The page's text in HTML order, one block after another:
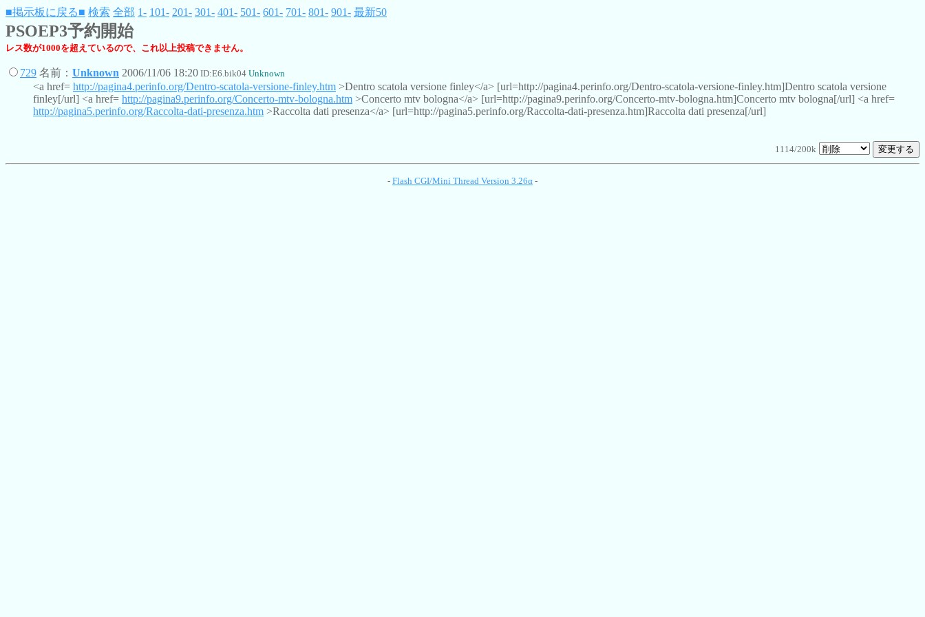
■掲示板に戻る■ 検索 全部 1- 101- 201- 301- 401- 501- 601- 701- 801- 901- 最新50
PSOEP3予約開始
レス数が1000を超えているので、これ以上投稿できません。
729 名前： Unknown 2006/11/06 18:20 ID:E6.bik04 Unknown
<a href= http://pagina4.perinfo.org/Dentro-scatola-versione-finley.htm >Dentro scatola versione finley</a> [url=http://pagina4.perinfo.org/Dentro-scatola-versione-finley.htm]Dentro scatola versione
finley[/url] <a href= http://pagina9.perinfo.org/Concerto-mtv-bologna.htm >Concerto mtv bologna</a> [url=http://pagina9.perinfo.org/Concerto-mtv-bologna.htm]Concerto mtv bologna[/url] <a href=
http://pagina5.perinfo.org/Raccolta-dati-presenza.htm >Raccolta dati presenza</a> [url=http://pagina5.perinfo.org/Raccolta-dati-presenza.htm]Raccolta dati presenza[/url]
1114/200k
- Flash CGI/Mini Thread Version 3.26α -